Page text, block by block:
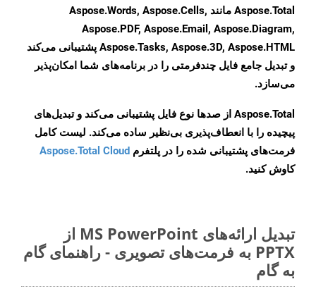
Aspose.Total مانند Aspose.Words, Aspose.Cells,
Aspose.PDF, Aspose.Email, Aspose.Diagram,
Aspose.Tasks, Aspose.3D, Aspose.HTML پشتیبانی می‌کند
و تبدیل جامع فایل چندفرمتی را در برنامه‌های شما امکان‌پذیر
می‌سازد.
Aspose.Total از صدها نوع فایل پشتیبانی می‌کند و تبدیل‌های
پیچیده را با انعطاف‌پذیری بی‌نظیر ساده می‌کند. لیست کامل
فرمت‌های پشتیبانی شده را در پلتفرم Aspose.Total Cloud
کاوش کنید.
تبدیل ارائه‌های MS PowerPoint از
PPTX به فرمت‌های تصویری - راهنمای گام
به گام